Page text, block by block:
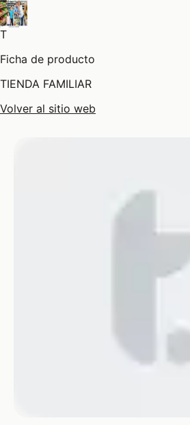
T
Ficha de producto
TIENDA FAMILIAR
Volver al sitio web